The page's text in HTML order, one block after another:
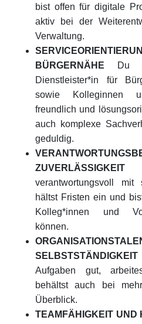
bist offen für digitale
aktiv bei der
Verwaltung.
BÜRGERNÄHE Du
Dienstleister*in für
sowie Kolleginnen
freundlich und
auch komplexe
geduldig.
ZUVERLÄSSIGKEIT
verantwortungsvoll
hältst Fristen ein und
Kolleg*innen und
können.
SELBSTSTÄNDIGKEIT
Aufgaben gut,
behältst auch bei
Überblick.
TEAMFÄHIGKEIT UND